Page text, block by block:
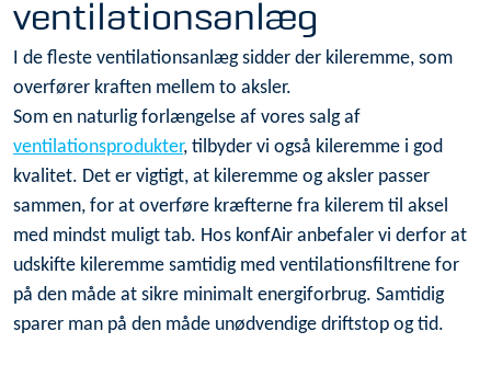
ventilationsanlæg
I de fleste ventilationsanlæg sidder der kileremme, som
overfører kraften mellem to aksler.
Som en naturlig forlængelse af vores salg af
ventilationsprodukter, tilbyder vi også kileremme i god
kvalitet. Det er vigtigt, at kileremme og aksler passer
sammen, for at overføre kræfterne fra kilerem til aksel
med mindst muligt tab. Hos konfAir anbefaler vi derfor at
udskifte kileremme samtidig med ventilationsfiltrene for
på den måde at sikre minimalt energiforbrug. Samtidig
sparer man på den måde unødvendige driftstop og tid.